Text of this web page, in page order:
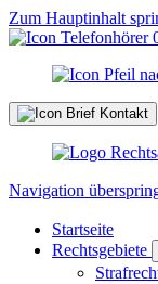
Zum Hauptinhalt
Kontakt
Navigation
Startseite
Rechtsgebiete